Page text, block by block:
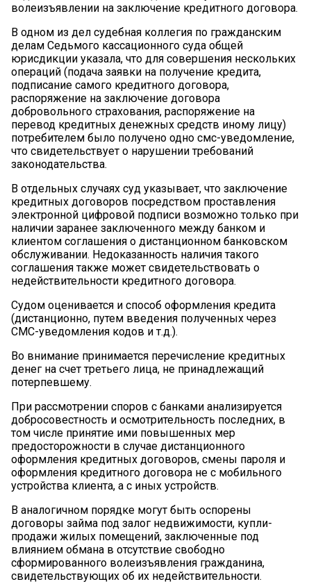
волеизъявлении на заключение кредитного договора.
В одном из дел судебная коллегия по гражданским
делам Седьмого кассационного суда общей
юрисдикции указала, что для совершения нескольких
операций (подача заявки на получение кредита,
подписание самого кредитного договора,
распоряжение на заключение договора
добровольного страхования, распоряжение на
перевод кредитных денежных средств иному лицу)
потребителем было получено одно смс-уведомление,
что свидетельствует о нарушении требований
законодательства.
В отдельных случаях суд указывает, что заключение
кредитных договоров посредством проставления
электронной цифровой подписи возможно только при
наличии заранее заключенного между банком и
клиентом соглашения о дистанционном банковском
обслуживании. Недоказанность наличия такого
соглашения также может свидетельствовать о
недействительности кредитного договора.
Судом оценивается и способ оформления кредита
(дистанционно, путем введения полученных через
СМС-уведомления кодов и т.д.).
Во внимание принимается перечисление кредитных
денег на счет третьего лица, не принадлежащий
потерпевшему.
При рассмотрении споров с банками анализируется
добросовестность и осмотрительность последних, в
том числе принятие ими повышенных мер
предосторожности в случае дистанционного
оформления кредитных договоров, смены пароля и
оформления кредитного договора не с мобильного
устройства клиента, а с иных устройств.
В аналогичном порядке могут быть оспорены
договоры займа под залог недвижимости, купли-
продажи жилых помещений, заключенные под
влиянием обмана в отсутствие свободно
сформированного волеизъявления гражданина,
свидетельствующих об их недействительности.